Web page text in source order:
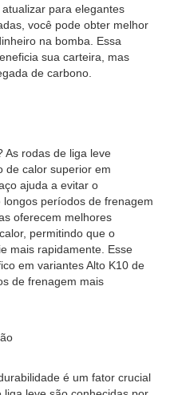
para elegantes
você pode obter melhor
na bomba. Essa
sua carteira, mas
de carbono.
As rodas de liga leve
de calor superior em
ajuda a evitar o
períodos de frenagem
oferecem melhores
permitindo que o
mais rapidamente. Esse
em variantes Alto K10 de
de frenagem mais
é um fator crucial